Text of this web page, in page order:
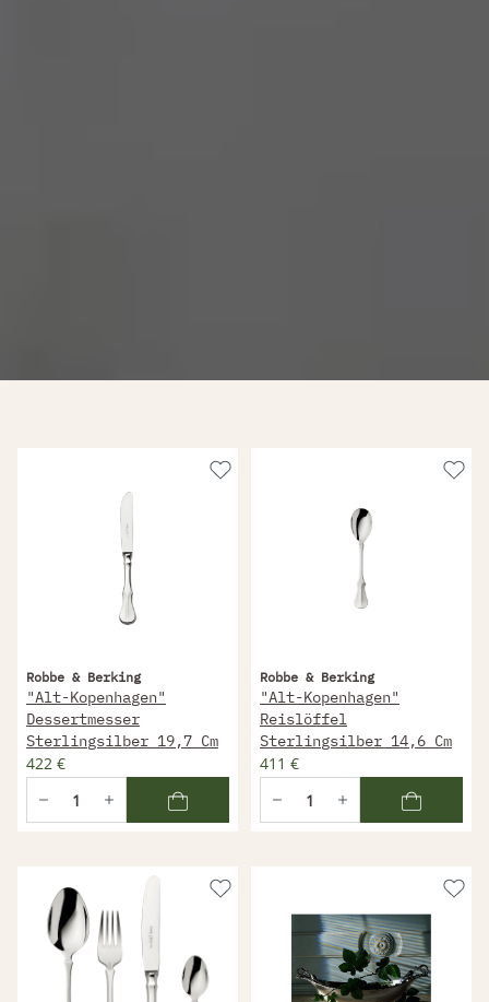
Robbe & Berking
"Alt-Kopenhagen"
Dessertmesser
Sterlingsilber 19,7 Cm
422 €
Robbe & Berking
"Alt-Kopenhagen"
Reislöffel
Sterlingsilber 14,6 Cm
411 €